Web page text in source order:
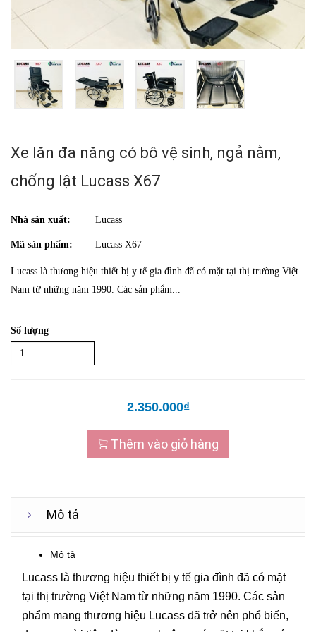
Xe lăn đa năng có bô vệ sinh, ngả nằm,
chống lật Lucass X67
Nhà sản xuất: Lucass
Mã sản phẩm: Lucass X67
Lucass là thương hiệu thiết bị y tế gia đình đã có mặt tại thị trường Việt
Nam từ những năm 1990. Các sản phẩm...
Số lượng
2.350.000₫
Thêm vào giỏ hàng
Mô tả
Mô tả
Lucass là thương hiệu thiết bị y tế gia đình đã có mặt
tại thị trường Việt Nam từ những năm 1990. Các sản
phẩm mang thương hiệu Lucass đã trở nên phổ biến,